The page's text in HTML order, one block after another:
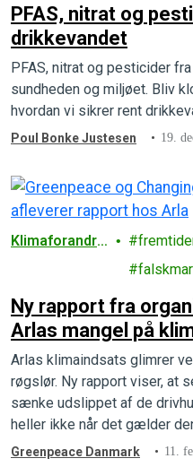
PFAS, nitrat og
drikkevandet
PFAS, nitrat og pesticider
sundheden og miljøet. Bliv
hvordan vi sikrer rent
Poul Bonke Justesen 19.
Klimaforandrin
Ny rapport fra
Arlas mangel på
“røgsløret”
Arlas klimaindsats glimrer
røgslør. Ny rapport viser, at
sænke udslippet af de
heller ikke når det gælder
Greenpeace Danmark 11.